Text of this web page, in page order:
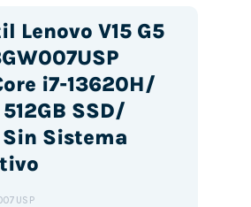
Lenovo V15 G5
i7-13620H/
SSD/
Sin Sistema